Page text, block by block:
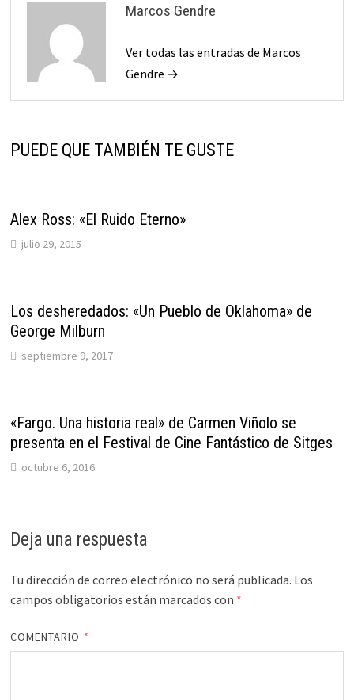
Marcos Gendre
Ver todas las entradas de Marcos
Gendre →
PUEDE QUE TAMBIÉN TE GUSTE
Alex Ross: «El Ruido Eterno»
julio 29, 2015
Los desheredados: «Un Pueblo de Oklahoma» de
George Milburn
septiembre 9, 2017
«Fargo. Una historia real» de Carmen Viñolo se
presenta en el Festival de Cine Fantástico de Sitges
octubre 6, 2016
Deja una respuesta
Tu dirección de correo electrónico no será publicada. Los
campos obligatorios están marcados con *
COMENTARIO *